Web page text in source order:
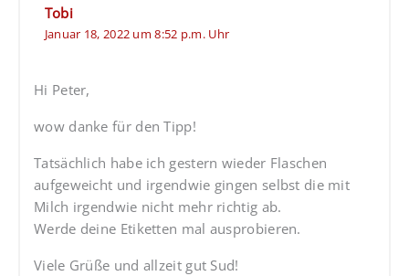
Tobi
Januar 18, 2022 um 8:52 p.m. Uhr
Hi Peter,
wow danke für den Tipp!
Tatsächlich habe ich gestern wieder Flaschen
aufgeweicht und irgendwie gingen selbst die mit
Milch irgendwie nicht mehr richtig ab.
Werde deine Etiketten mal ausprobieren.
Viele Grüße und allzeit gut Sud!